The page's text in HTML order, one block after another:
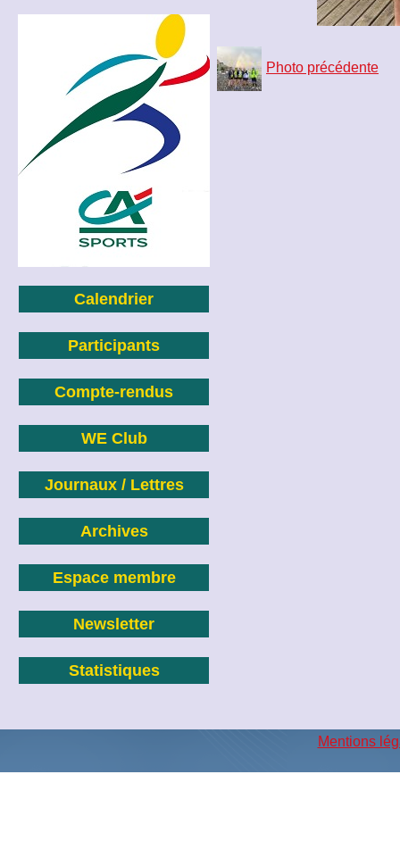
Calendrier
Participants
Compte-rendus
WE Club
Journaux / Lettres
Archives
Espace membre
Newsletter
Statistiques
Photo précédente
Mentions